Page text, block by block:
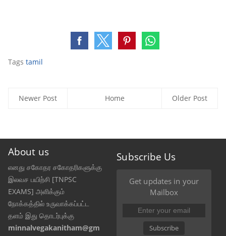
Tags tamil
Newer Post Older Post
Home
About us
எனது சகோதர சகோதரிகளுக்கு
இலவச பயிற்சி [TNPSC
EXAMS] அளிக்கும்
நோக்கத்தில் உருவாக்கப்பட்ட
தளம் இது தொடர்புக்கு
minnalvegakanitham@gm
Subscribe Us
Get updates in your
Mailbox
Subscribe